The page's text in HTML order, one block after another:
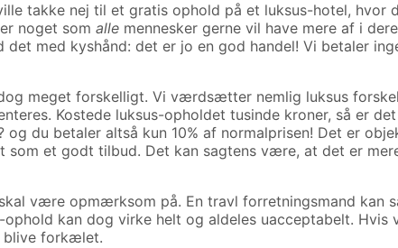
takke nej til et gratis ophold på et luksus-hotel,
noget som alle mennesker gerne vil have mere af i
med kyshånd: det er jo en god handel! Vi betaler
meget forskelligt. Vi værdsætter nemlig luksus
Kostede luksus-opholdet tusinde kroner, så er
du betaler altså kun 10% af normalprisen! Det er
som et godt tilbud. Det kan sagtens være, at det er
være opmærksom på. En travl forretningsmand kan
kan dog virke helt og aldeles uacceptabelt.
blive forkælet.